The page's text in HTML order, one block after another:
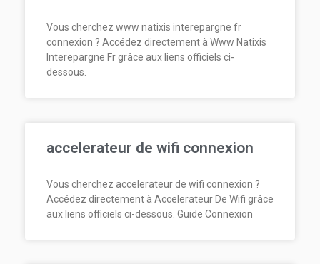
Vous cherchez www natixis interepargne fr
connexion ? Accédez directement à Www Natixis
Interepargne Fr grâce aux liens officiels ci-
dessous.
accelerateur de wifi connexion
Vous cherchez accelerateur de wifi connexion ?
Accédez directement à Accelerateur De Wifi grâce
aux liens officiels ci-dessous. Guide Connexion